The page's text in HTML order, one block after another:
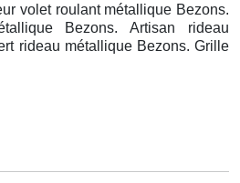
volet roulant métallique Bezons.
Bezons. Artisan rideau
rideau métallique Bezons. Grille